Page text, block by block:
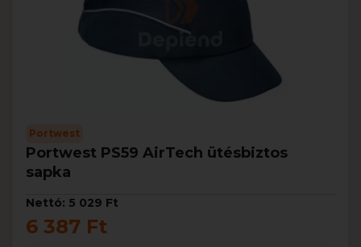
Portwest
Portwest PS59 AirTech ütésbiztos
sapka
Nettó: 5 029 Ft
6 387 Ft